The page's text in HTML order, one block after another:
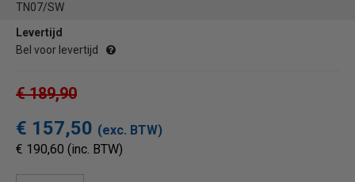
TN07/SW
Levertijd
Bel voor levertijd
€ 189,90
€ 157,50 (exc. BTW)
€ 190,60 (inc. BTW)